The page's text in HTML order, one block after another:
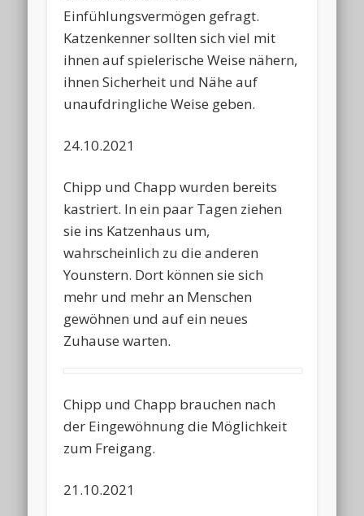
Einfühlungsvermögen gefragt.
Katzenkenner sollten sich viel mit
ihnen auf spielerische Weise nähern,
ihnen Sicherheit und Nähe auf
unaufdringliche Weise geben.
24.10.2021
Chipp und Chapp wurden bereits
kastriert. In ein paar Tagen ziehen
sie ins Katzenhaus um,
wahrscheinlich zu die anderen
Younstern. Dort können sie sich
mehr und mehr an Menschen
gewöhnen und auf ein neues
Zuhause warten.
Chipp und Chapp brauchen nach
der Eingewöhnung die Möglichkeit
zum Freigang.
21.10.2021